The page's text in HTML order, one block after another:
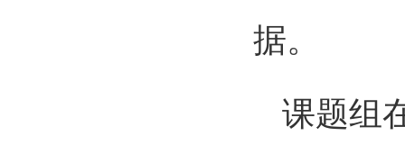
据。
课题组